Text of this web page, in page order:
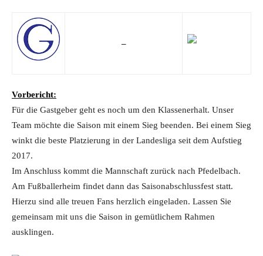
–
Vorbericht:
Für die Gastgeber geht es noch um den Klassenerhalt. Unser
Team möchte die Saison mit einem Sieg beenden. Bei einem Sieg
winkt die beste Platzierung in der Landesliga seit dem Aufstieg
2017.
Im Anschluss kommt die Mannschaft zurück nach Pfedelbach.
Am Fußballerheim findet dann das Saisonabschlussfest statt.
Hierzu sind alle treuen Fans herzlich eingeladen. Lassen Sie
gemeinsam mit uns die Saison in gemütlichem Rahmen
ausklingen.